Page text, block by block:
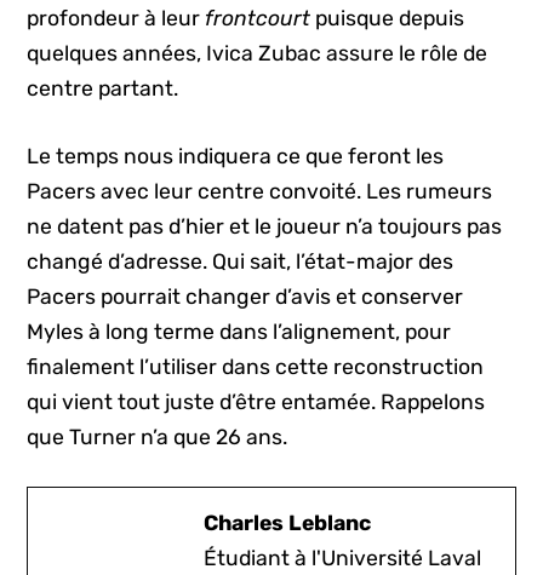
profondeur à leur frontcourt puisque depuis
quelques années, Ivica Zubac assure le rôle de
centre partant.
Le temps nous indiquera ce que feront les
Pacers avec leur centre convoité. Les rumeurs
ne datent pas d’hier et le joueur n’a toujours pas
changé d’adresse. Qui sait, l’état-major des
Pacers pourrait changer d’avis et conserver
Myles à long terme dans l’alignement, pour
finalement l’utiliser dans cette reconstruction
qui vient tout juste d’être entamée. Rappelons
que Turner n’a que 26 ans.
Charles Leblanc
Étudiant à l'Université Laval